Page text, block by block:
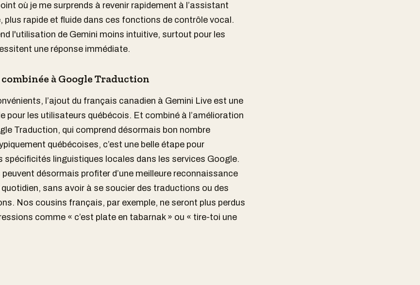
où je me surprends à revenir rapidement à l’assistant
plus rapide et fluide dans ces fonctions de contrôle vocal.
l'utilisation de Gemini moins intuitive, surtout pour les
une réponse immédiate.
combinée à Google Traduction
l’ajout du français canadien à Gemini Live est une
pour les utilisateurs québécois. Et combiné à l’amélioration
Traduction, qui comprend désormais bon nombre
québécoises, c’est une belle étape pour
spécificités linguistiques locales dans les services Google.
désormais profiter d’une meilleure reconnaissance
sans avoir à se soucier des traductions ou des
Nos cousins français, par exemple, ne seront plus perdus
comme « c’est plate en tabarnak » ou « tire-toi une